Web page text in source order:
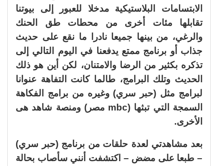
الابتسامات البلاستيكية مدخلا للعبور إلى بيوتنا
تقابلها مئات أخرى من محطات طق الحنك
والرغي، من بينها جميعا نادرا ما نقع على حديث
جذاب أو برنامج ممتع يدفعنا في اليوم التالي إلى
تذكره بكثير من الرضا والامتنان، لكن أين هو ذلك
الحديث وتلك البرامج، طالما كانت التفاهة عنوانا
لبرامج مثل (حبر سري) وغيره من برامج الفكاهة
السمجة التي تبثها (mbc مصر) ومنصة شاهد هى
الأخرى.
بعد مشاهدتي لعدة حلقات من برنامج (حبر سري)
– طبعا على مضض – اكتشفت أنني سأصاب بحالة